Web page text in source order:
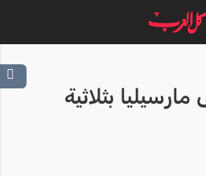
بثلاثية